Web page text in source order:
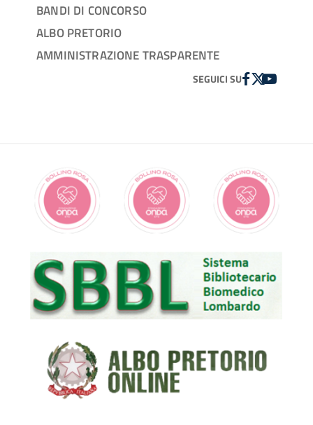
BANDI DI CONCORSO
ALBO PRETORIO
AMMINISTRAZIONE TRASPARENTE
SEGUICI SUFACEBOOK
TWITTER
YOUTUBE